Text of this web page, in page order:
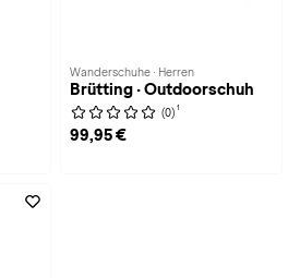
Wanderschuhe · Herren
Brütting · Outdoorschuh
(0) 1
99,95 €